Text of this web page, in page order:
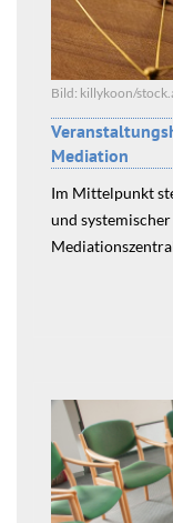
Bild: killykoon/
Mediation
Im Mittelpunkt
und